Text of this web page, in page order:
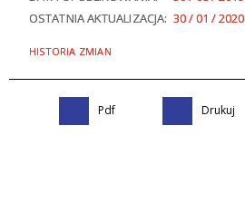
OSTATNIA AKTUALIZACJA: 30 / 01 / 2020
HISTORIA ZMIAN
Pdf Drukuj